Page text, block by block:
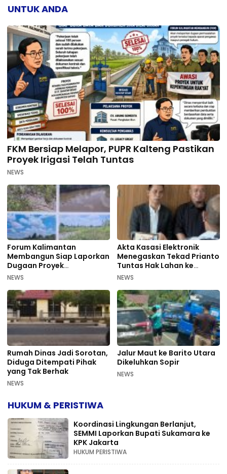
UNTUK ANDA
FKM Bersiap Melapor, PUPR Kalteng Pastikan
Proyek Irigasi Telah Tuntas
NEWS
Forum Kalimantan
Membangun Siap Laporkan
Dugaan Proyek
Bermasalah PUPR Kalteng
NEWS
Akta Kasasi Elektronik
Menegaskan Tekad Prianto
Tuntas Hak Lahan ke
Mahkamah Agung
NEWS
Rumah Dinas Jadi Sorotan,
Diduga Ditempati Pihak
yang Tak Berhak
NEWS
Jalur Maut ke Barito Utara
Dikeluhkan Sopir
NEWS
HUKUM & PERISTIWA
Koordinasi Lingkungan Berlanjut,
SEMMI Laporkan Bupati Sukamara ke
KPK Jakarta
HUKUM PERISTIWA